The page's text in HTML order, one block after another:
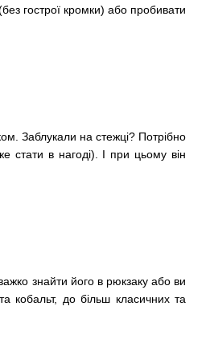
гострої кромки) або пробивати
Заблукали на стежці? Потрібно
стати в нагоді). І при цьому він
знайти його в рюкзаку або ви
кобальт, до більш класичних та